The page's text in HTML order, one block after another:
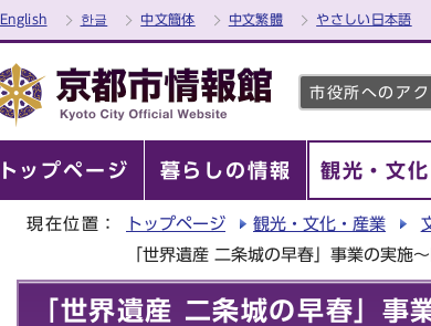
English 한글 中文簡体 中文繁體 やさしい日本語
市役所へのアク
トップページ 暮らしの情報 観光・文
現在位置： トップページ 観光・文化・産業
「世界遺産 二条城の早春」事業の実施
「世界遺産 二条城の早春」事